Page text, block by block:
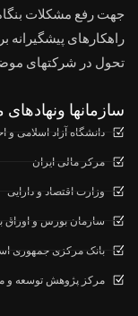
جهت رفع مشکلات
راهکارهای
تحول در شرکتهای
سازمانها
دانشگاه آزاد اسلامی و
مرکر مالی ایران
وزارت اقتصاد و دارایی
سارمان بورس و اوراق
بانک مرکزی جمهوری
مرکز پژوهش توسعه و